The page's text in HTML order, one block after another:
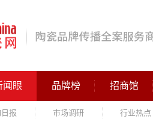
闻眼 品牌榜 招商馆
报 市场调研 行业热点